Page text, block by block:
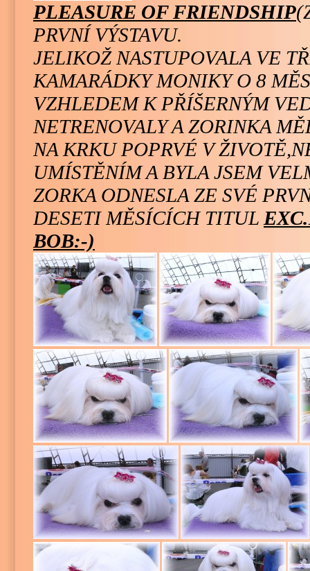
PLEASURE OF FRIENDSHIP
PRVNÍ VÝSTAVU.
JELIKOŽ NASTUPOVALA VE
KAMARÁDKY MONIKY O 8
VZHLEDEM K PŘÍŠERNÝM
NETRENOVALY A ZORINKA
NA KRKU POPRVÉ V
UMÍSTĚNÍM A BYLA JSEM
ZORKA ODNESLA ZE SVÉ
DESETI MĚSÍCÍCH TITUL
BOB:-)